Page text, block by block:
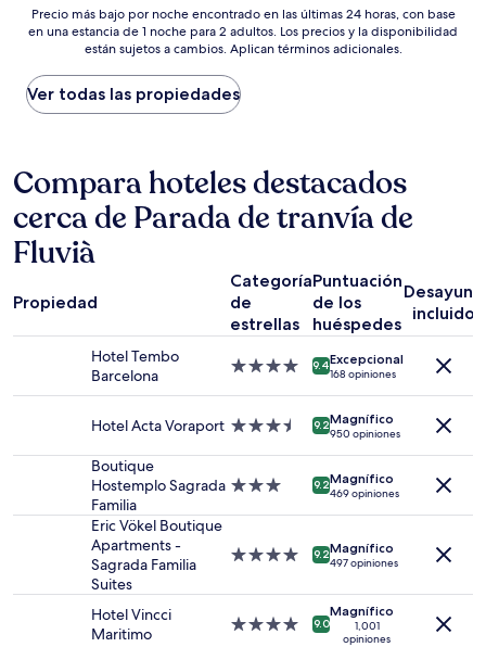
$212
Precio
más
por
noche
encontrado
últimas
24
horas,
con
base
en
estancia
disponibilidad
cambios.
Precio más bajo por noche encontrado en las últimas 24 horas, con base
en una estancia de 1 noche para 2 adultos. Los precios y la disponibilidad
están sujetos a cambios. Aplican términos adicionales.
Ver todas las propiedades
Compara hoteles destacados
cerca de Parada de tranvía de
Fluvià
Propiedad
Categoría
de
estrellas
Puntuación
de los
huéspedes
Desayuno
incluido
Hotel Tembo
Barcelona
Propiedad
estrellas
9.4Excepcional
168 opiniones
Hotel Acta Voraport Propiedad
estrellas
9.2Magnífico
950 opiniones
Boutique
Hostemplo Sagrada
Familia
Propiedad
estrellas
9.2Magnífico
469 opiniones
Eric Vökel Boutique
Apartments -
Sagrada Familia
Suites
Propiedad
4.0
estrellas
9.2Magnífico
497 opiniones
Hotel Vincci
Maritimo
Propiedad
9.0
Magnífico
1,001
opiniones